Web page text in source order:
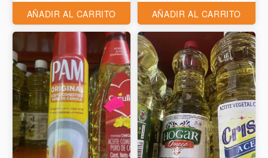
AÑADIR AL CARRITO AÑADIR AL CARRITO